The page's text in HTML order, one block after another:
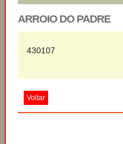
ARROIO DO PADRE
430107
Voltar